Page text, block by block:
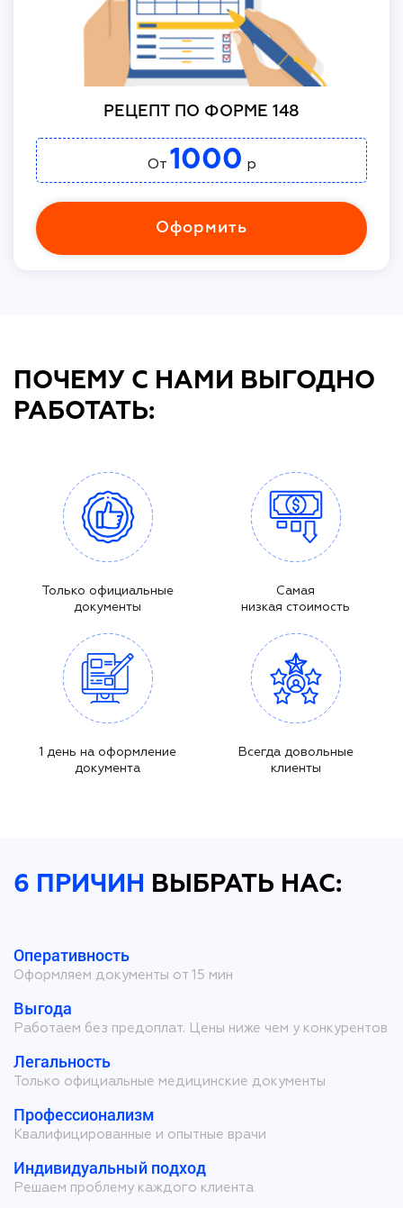
РЕЦЕПТ ПО ФОРМЕ 148
От 1000 р
Оформить
ПОЧЕМУ С НАМИ ВЫГОДНО
РАБОТАТЬ:
Только официальные
документы
Самая
низкая стоимость
1 день на оформление
документа
Всегда довольные
клиенты
6 ПРИЧИН ВЫБРАТЬ НАС:
Оперативность
Оформляем документы от 15 мин
Выгода
Работаем без предоплат. Цены ниже чем у конкурентов
Легальность
Только официальные медицинские документы
Профессионализм
Квалифицированные и опытные врачи
Индивидуальный подход
Решаем проблему каждого клиента